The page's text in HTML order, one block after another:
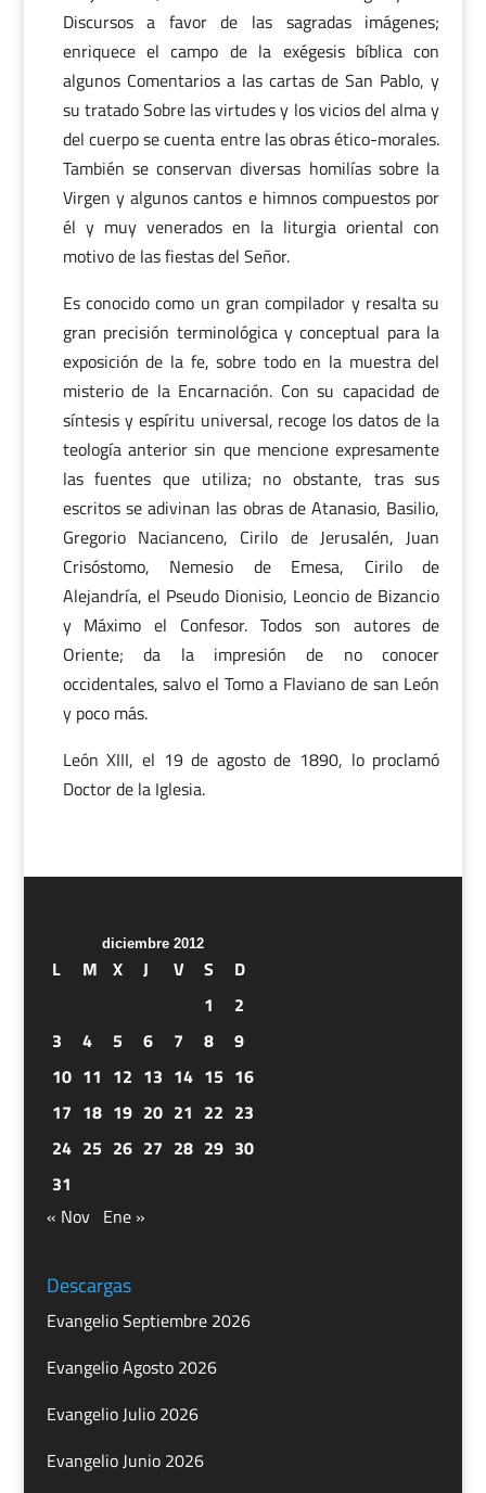
Discursos a favor de las sagradas imágenes;
enriquece el campo de la exégesis bíblica con
algunos Comentarios a las cartas de San Pablo, y
su tratado Sobre las virtudes y los vicios del alma y
del cuerpo se cuenta entre las obras ético-morales.
También se conservan diversas homilías sobre la
Virgen y algunos cantos e himnos compuestos por
él y muy venerados en la liturgia oriental con
motivo de las fiestas del Señor.
Es conocido como un gran compilador y resalta su
gran precisión terminológica y conceptual para la
exposición de la fe, sobre todo en la muestra del
misterio de la Encarnación. Con su capacidad de
síntesis y espíritu universal, recoge los datos de la
teología anterior sin que mencione expresamente
las fuentes que utiliza; no obstante, tras sus
escritos se adivinan las obras de Atanasio, Basilio,
Gregorio Nacianceno, Cirilo de Jerusalén, Juan
Crisóstomo, Nemesio de Emesa, Cirilo de
Alejandría, el Pseudo Dionisio, Leoncio de Bizancio
y Máximo el Confesor. Todos son autores de
Oriente; da la impresión de no conocer
occidentales, salvo el Tomo a Flaviano de san León
y poco más.
León XIII, el 19 de agosto de 1890, lo proclamó
Doctor de la Iglesia.
diciembre 2012
L M X J V S
D
1
2
3
4 5 6 7 8
9
10 11 12 13 14 15 16
17 18 19 20 21 22 23
24 25 26 27 28 29 30
31
« Nov Ene »
Descargas
Evangelio Septiembre 2026
Evangelio Agosto 2026
Evangelio Julio 2026
Evangelio Junio 2026